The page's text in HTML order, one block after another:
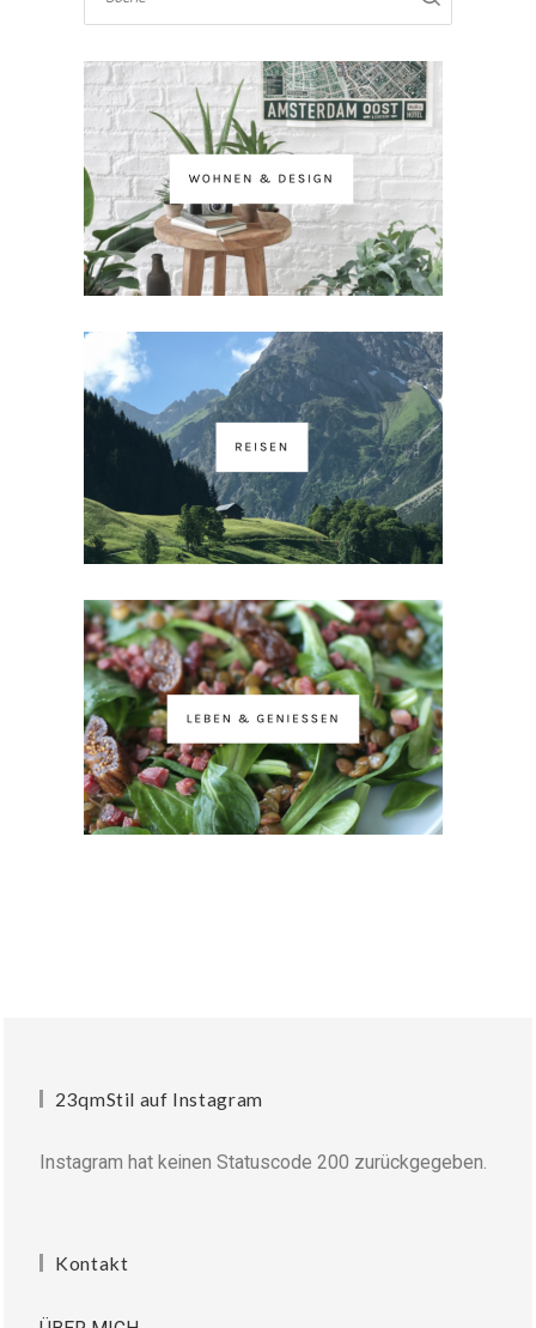
23qmStil auf Instagram
Instagram hat keinen Statuscode 200 zurückgegeben.
Kontakt